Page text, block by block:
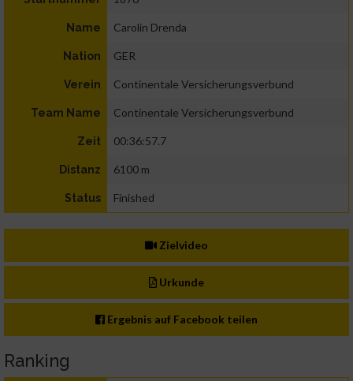
Name Carolin Drenda
Nation GER
Verein Continentale Versicherungsverbund
Team Name Continentale Versicherungsverbund
Zeit 00:36:57.7
Distanz 6100 m
Status Finished
Zielvideo
Urkunde
Ergebnis auf Facebook teilen
Ranking